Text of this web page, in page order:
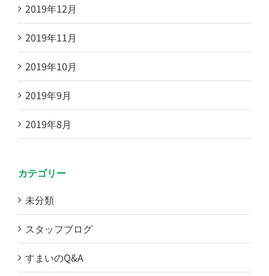
2019年12月
2019年11月
2019年10月
2019年9月
2019年8月
カテゴリー
未分類
スタッフブログ
すまいのQ&A